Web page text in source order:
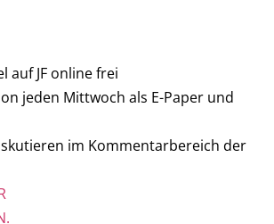
auf JF online frei
jeden Mittwoch als E-Paper und
im Kommentarbereich der